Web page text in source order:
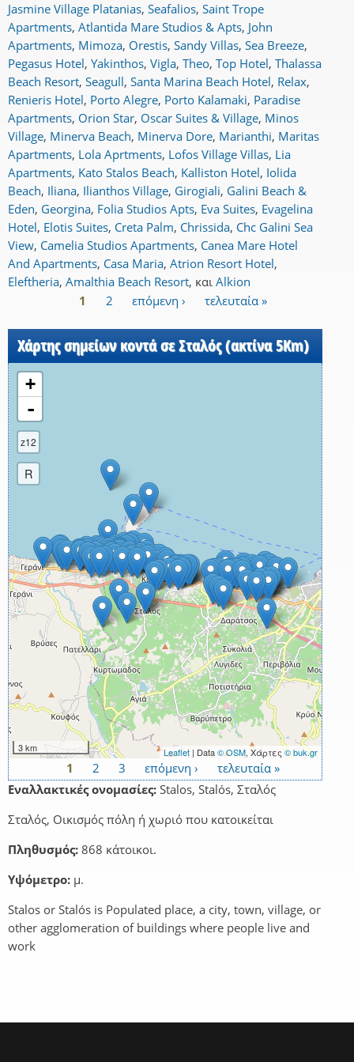
Jasmine Village Platanias, Seafalios, Saint Trope
Apartments, Atlantida Mare Studios & Apts, John
Apartments, Mimoza, Orestis, Sandy Villas, Sea Breeze,
Pegasus Hotel, Yakinthos, Vigla, Theo, Top Hotel, Thalassa
Beach Resort, Seagull, Santa Marina Beach Hotel, Relax,
Renieris Hotel, Porto Alegre, Porto Kalamaki, Paradise
Apartments, Orion Star, Oscar Suites & Village, Minos
Village, Minerva Beach, Minerva Dore, Marianthi, Maritas
Apartments, Lola Aprtments, Lofos Village Villas, Lia
Apartments, Kato Stalos Beach, Kalliston Hotel, Iolida
Beach, Iliana, Ilianthos Village, Girogiali, Galini Beach &
Eden, Georgina, Folia Studios Apts, Eva Suites, Evagelina
Hotel, Elotis Suites, Creta Palm, Chrissida, Chc Galini Sea
View, Camelia Studios Apartments, Canea Mare Hotel
And Apartments, Casa Maria, Atrion Resort Hotel,
Eleftheria, Amalthia Beach Resort, και Alkion
1 2 επόμενη › τελευταία »
Χάρτης σημείων κοντά σε Σταλός (ακτίνα 5Km)
+
-
z12
R
3 km Leaflet | Data© OSM, Χάρτες© buk.gr
Σελίδες
1 2 3 επόμενη ›
τελευταία »
Εναλλακτικές ονομασίες: Stalos, Stalós, Σταλός
Σταλός, Οικισμός πόλη ή χωριό που κατοικείται
Πληθυσμός: 868 κάτοικοι.
Υψόμετρο: μ.
Stalos or Stalós is Populated place, a city, town, village, or
other agglomeration of buildings where people live and
work